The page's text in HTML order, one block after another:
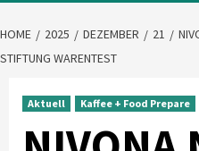
HOME 2025 DEZEMBER 21
STIFTUNG WARENTEST
Aktuell Kaffee + Food Prepare